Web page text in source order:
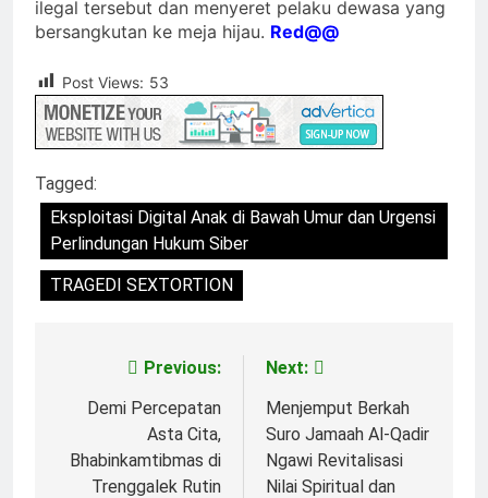
ilegal tersebut dan menyeret pelaku dewasa yang
bersangkutan ke meja hijau. Red@@
Post Views: 53
Tagged:
Eksploitasi Digital Anak di Bawah Umur dan Urgensi
Perlindungan Hukum Siber
TRAGEDI SEXTORTION
Navigasi
pos
Previous:
Demi Percepatan
Asta Cita,
Bhabinkamtibmas di
Trenggalek Rutin
Next:
Menjemput Berkah
Suro Jamaah Al-Qadir
Ngawi Revitalisasi
Nilai Spiritual dan